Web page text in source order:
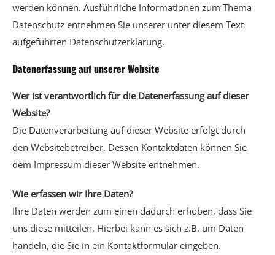
werden können. Ausführliche Informationen zum Thema
Datenschutz entnehmen Sie unserer unter diesem Text
aufgeführten Datenschutzerklärung.
Datenerfassung auf unserer Website
Wer ist verantwortlich für die Datenerfassung auf dieser
Website?
Die Datenverarbeitung auf dieser Website erfolgt durch
den Websitebetreiber. Dessen Kontaktdaten können Sie
dem Impressum dieser Website entnehmen.
Wie erfassen wir Ihre Daten?
Ihre Daten werden zum einen dadurch erhoben, dass Sie
uns diese mitteilen. Hierbei kann es sich z.B. um Daten
handeln, die Sie in ein Kontaktformular eingeben.